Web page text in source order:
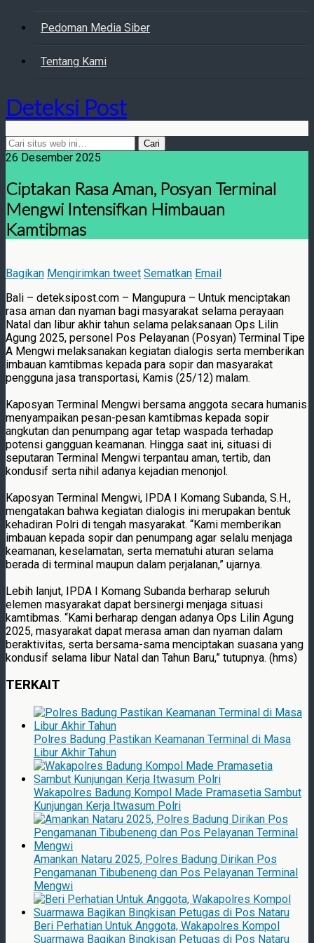
Pedoman Media Siber
Tentang Kami
Deteksi Post
26 Desember 2025
Ciptakan Rasa Aman, Posyan Terminal
Mengwi Intensifkan Himbauan
Kamtibmas
Bagikan Mengirimkan tweet Sematkan Email
Bali – deteksipost.com – Mangupura – Untuk menciptakan
rasa aman dan nyaman bagi masyarakat selama perayaan
Natal dan libur akhir tahun selama pelaksanaan Ops Lilin
Agung 2025, personel Pos Pelayanan (Posyan) Terminal Tipe
A Mengwi melaksanakan kegiatan dialogis serta memberikan
imbauan kamtibmas kepada para sopir dan masyarakat
pengguna jasa transportasi, Kamis (25/12) malam.
Kaposyan Terminal Mengwi bersama anggota secara humanis
menyampaikan pesan-pesan kamtibmas kepada sopir
angkutan dan penumpang agar tetap waspada terhadap
potensi gangguan keamanan. Hingga saat ini, situasi di
seputaran Terminal Mengwi terpantau aman, tertib, dan
kondusif serta nihil adanya kejadian menonjol.
Kaposyan Terminal Mengwi, IPDA I Komang Subanda, S.H.,
mengatakan bahwa kegiatan dialogis ini merupakan bentuk
kehadiran Polri di tengah masyarakat. “Kami memberikan
imbauan kepada sopir dan penumpang agar selalu menjaga
keamanan, keselamatan, serta mematuhi aturan selama
berada di terminal maupun dalam perjalanan,” ujarnya.
Lebih lanjut, IPDA I Komang Subanda berharap seluruh
elemen masyarakat dapat bersinergi menjaga situasi
kamtibmas. “Kami berharap dengan adanya Ops Lilin Agung
2025, masyarakat dapat merasa aman dan nyaman dalam
beraktivitas, serta bersama-sama menciptakan suasana yang
kondusif selama libur Natal dan Tahun Baru,” tutupnya. (hms)
TERKAIT
Polres Badung Pastikan Keamanan Terminal di Masa
Libur Akhir Tahun
Wakapolres Badung Kompol Made Pramasetia Sambut
Kunjungan Kerja Itwasum Polri
Amankan Nataru 2025, Polres Badung Dirikan Pos
Pengamanan Tibubeneng dan Pos Pelayanan Terminal
Mengwi
Beri Perhatian Untuk Anggota, Wakapolres Kompol
Suarmawa Bagikan Bingkisan Petugas di Pos Nataru